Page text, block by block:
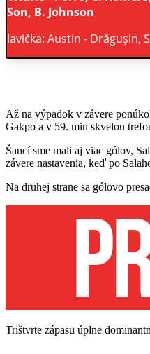
Son, B. Johnson
lavička: Austin - Drăgușin,
Až na výpadok v závere
Gakpo a v 59. min skvelou
Šancí sme mali aj viac gólov,
závere nastavenia, keď po
Na druhej strane sa gólovo
Trištvrte zápasu úplne